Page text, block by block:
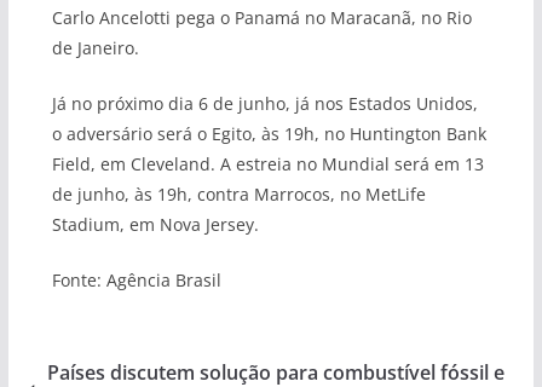
Carlo Ancelotti pega o Panamá no Maracanã, no Rio
de Janeiro.
Já no próximo dia 6 de junho, já nos Estados Unidos,
o adversário será o Egito, às 19h, no Huntington Bank
Field, em Cleveland. A estreia no Mundial será em 13
de junho, às 19h, contra Marrocos, no MetLife
Stadium, em Nova Jersey.
Fonte: Agência Brasil
Países discutem solução para combustível fóssil e